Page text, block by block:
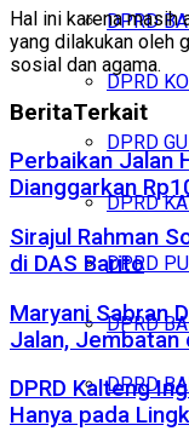
DPRD
DPRD
DPRD
DPRD
DPRD
DPRD
DPRD
Hal ini karena masih
yang dilakukan oleh
sosial dan agama.
BeritaTerkait
Perbaikan Jalan
Dianggarkan
Sirajul Rahman
di DAS Barito
Maryani Sabran
Jalan, Jembatan
DPRD Kalteng
Hanya pada